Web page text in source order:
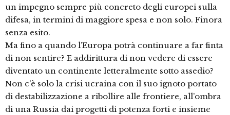
un impegno sempre più concreto degli europei sulla
difesa, in termini di maggiore spesa e non solo. Finora
senza esito.
Ma fino a quando l’Europa potrà continuare a far finta
di non sentire? E addirittura di non vedere di essere
diventato un continente letteralmente sotto assedio?
Non c’è solo la crisi ucraina con il suo ignoto portato
di destabilizzazione a ribollire alle frontiere, all’ombra
di una Russia dai progetti di potenza forti e insieme